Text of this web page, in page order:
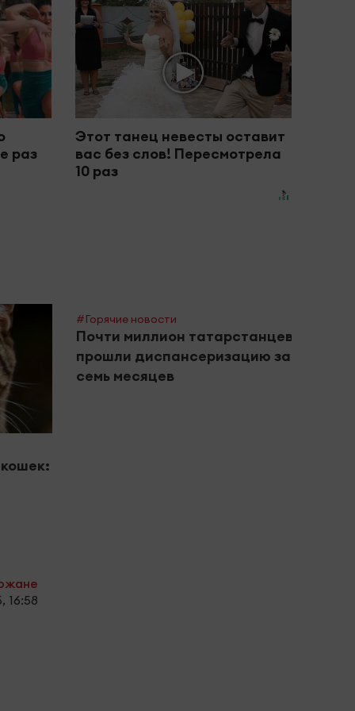
раз
Этот танец невесты оставит
вас без слов! Пересмотрела
10 раз
#Горячие новости
Почти миллион татарстанцев
прошли диспансеризацию за
семь месяцев
16:58